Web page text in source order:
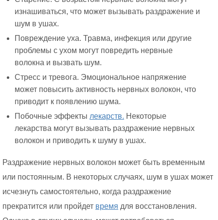
изнашиваться, что может вызывать раздражение и
шум в ушах.
Повреждение уха. Травма, инфекция или другие
проблемы с ухом могут повредить нервные
волокна и вызвать шум.
Стресс и тревога. Эмоциональное напряжение
может повысить активность нервных волокон, что
приводит к появлению шума.
Побочные эффекты лекарств. Некоторые
лекарства могут вызывать раздражение нервных
волокон и приводить к шуму в ушах.
Раздражение нервных волокон может быть временным
или постоянным. В некоторых случаях, шум в ушах может
исчезнуть самостоятельно, когда раздражение
прекратится или пройдет время для восстановления.